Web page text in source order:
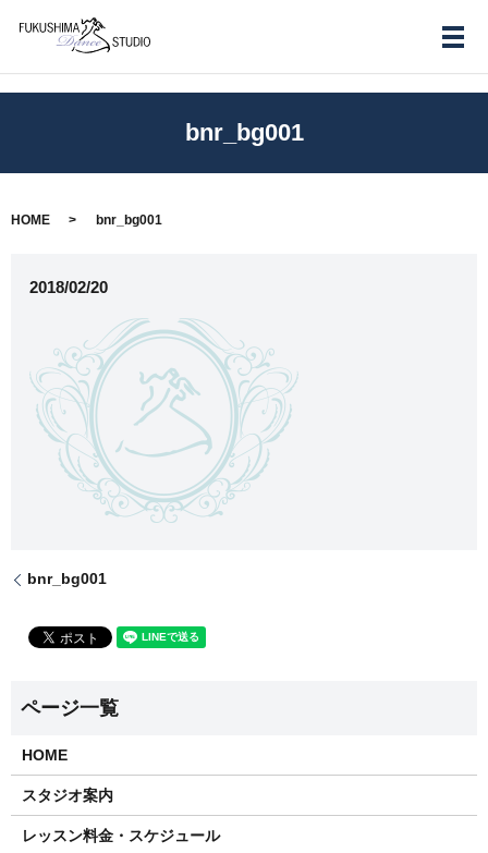
メ
bnr_bg001
HOME bnr_bg001
2018/02/20
bnr_bg001
HOME
スタジオ案内
レッスン料金・スケジュール